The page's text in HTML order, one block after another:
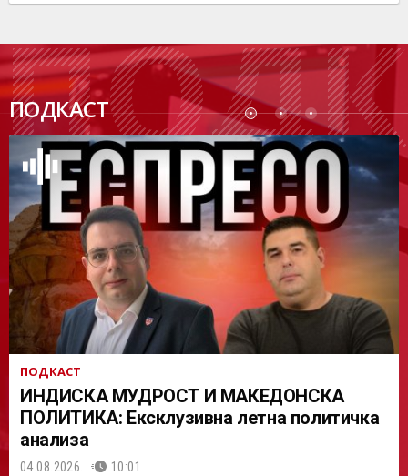
ПОДКАСТ
ПОДК
АСТ
ПОДКАСТ
ИНДИСКА МУДРОСТ И МАКЕДОНСКА
ПОЛИТИКА: Ексклузивна летна политичка
анализа
04.08.2026. 10:01